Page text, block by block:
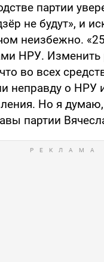
партии
не будут», и
неизбежно.
НРУ. Изменить
во всех
неправду о НРУ
Но я
партии